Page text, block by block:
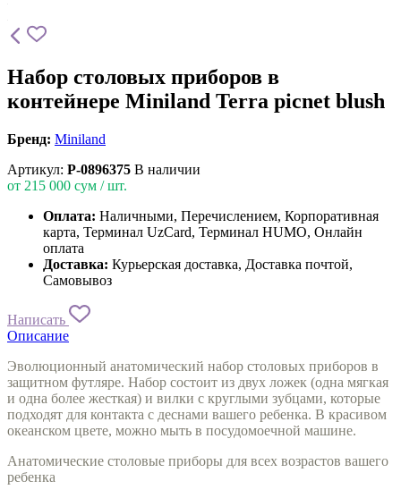
Набор столовых приборов в
контейнере Miniland Terra picnet blush
Бренд: Miniland
Артикул: P-0896375 В наличии
от 215 000 сум / шт.
Оплата: Наличными, Перечислением, Корпоративная
карта, Терминал UzCard, Терминал HUMO, Онлайн
оплата
Доставка: Курьерская доставка, Доставка почтой,
Самовывоз
Написать
Описание
Эволюционный анатомический набор столовых приборов в
защитном футляре. Набор состоит из двух ложек (одна мягкая
и одна более жесткая) и вилки с круглыми зубцами, которые
подходят для контакта с деснами вашего ребенка. В красивом
океанском цвете, можно мыть в посудомоечной машине.
Анатомические столовые приборы для всех возрастов вашего
ребенка